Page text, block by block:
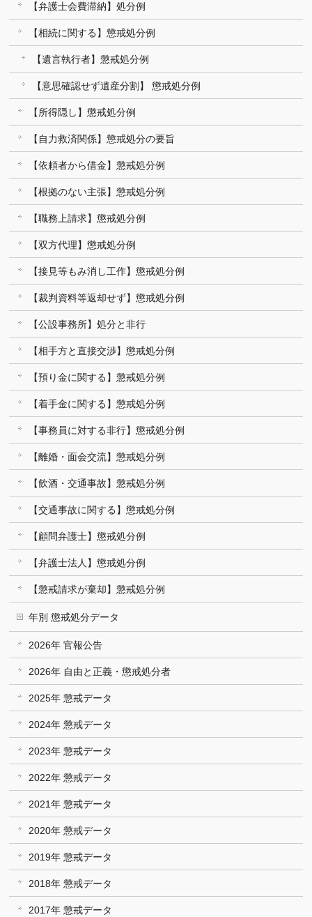
【弁護士会費滞納】処分例
【相続に関する】懲戒処分例
【遺言執行者】懲戒処分例
【意思確認せず遺産分割】 懲戒処分例
【所得隠し】懲戒処分例
【自力救済関係】懲戒処分の要旨
【依頼者から借金】懲戒処分例
【根拠のない主張】懲戒処分例
【職務上請求】懲戒処分例
【双方代理】懲戒処分例
【接見等もみ消し工作】懲戒処分例
【裁判資料等返却せず】懲戒処分例
【公設事務所】処分と非行
【相手方と直接交渉】懲戒処分例
【預り金に関する】懲戒処分例
【着手金に関する】懲戒処分例
【事務員に対する非行】懲戒処分例
【離婚・面会交流】懲戒処分例
【飲酒・交通事故】懲戒処分例
【交通事故に関する】懲戒処分例
【顧問弁護士】懲戒処分例
【弁護士法人】懲戒処分例
【懲戒請求が棄却】懲戒処分例
年別 懲戒処分データ
2026年 官報公告
2026年 自由と正義・懲戒処分者
2025年 懲戒データ
2024年 懲戒データ
2023年 懲戒データ
2022年 懲戒データ
2021年 懲戒データ
2020年 懲戒データ
2019年 懲戒データ
2018年 懲戒データ
2017年 懲戒データ